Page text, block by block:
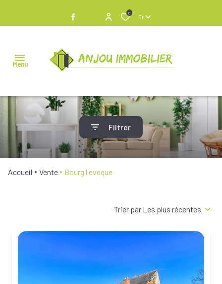
0
Fr
Menu
NOS
BIENS À
VENDRE
LA
LOCATION
ESTIMEZ
Filtrer
Accueil Vente Bourg l eveque
Trier par Les plus récentes